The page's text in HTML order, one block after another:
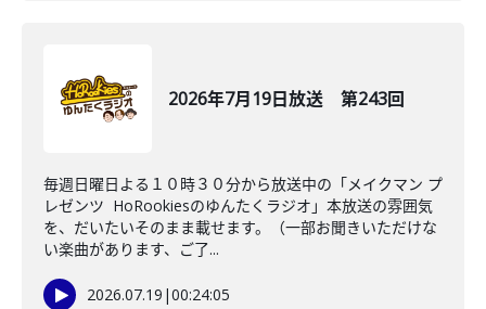
2026年7月19日放送 第243回
毎週日曜日よる１０時３０分から放送中の「メイクマン プ
レゼンツ HoRookiesのゆんたくラジオ」本放送の雰囲気
を、だいたいそのまま載せます。（一部お聞きいただけな
い楽曲があります、ご了...
2026.07.19 |00:24:05